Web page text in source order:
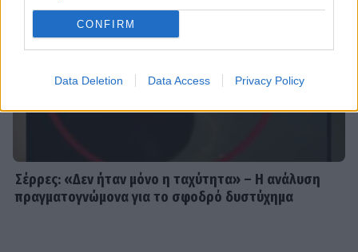
CONFIRM
Data Deletion Data Access Privacy Policy
Κωνσταντίνος Αργυρός:
«Μεσοπέλαγα αρμενίζω»
SHOWBIZ
ισορροπία στην καριέρα του
πρωταθλητή
Σέρρες: «Δεν ήταν μόνο η ταχύτητα» – Η ανάλυση
πραγματογνώμονα για το σφοδρό δυστύχημα